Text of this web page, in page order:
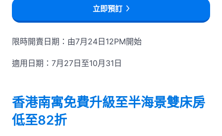
立即預訂
限時開賣日期：由7月24日12PM開始
適用日期：7月27日至10月31日
香港南寓免費升級至半海景雙床房
低至82折